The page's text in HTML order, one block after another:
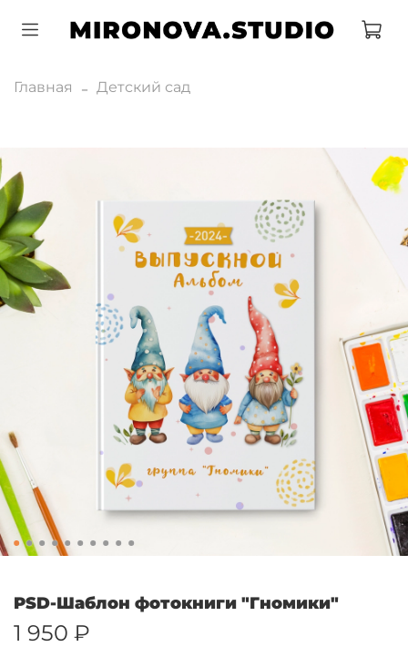
Главная Детский сад
PSD-Шаблон фотокниги "Гномики"
1 950 ₽